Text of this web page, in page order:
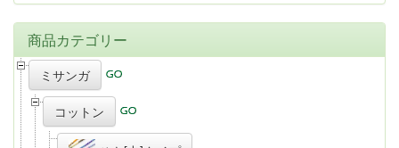
商品カテゴリー
ミサンガ
コットン